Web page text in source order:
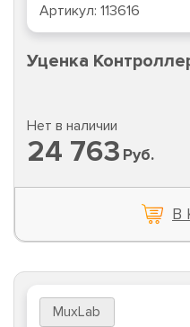
Артикул: 113616
Уценка
Нет в наличии
24 763 Руб.
В
MuxLab